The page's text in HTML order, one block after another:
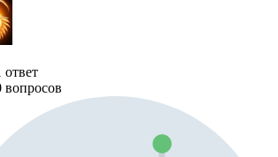
ответ
вопросов